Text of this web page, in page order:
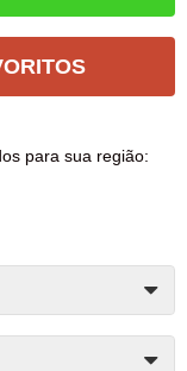
para sua região: